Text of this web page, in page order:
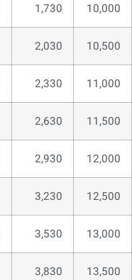
10,000
1,730
10,500
2,030
11,000
2,330
11,500
2,630
12,000
2,930
12,500
3,230
13,000
3,530
13,500
3,830